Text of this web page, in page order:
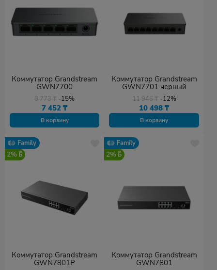
Коммутатор Grandstream
GWN7700
8 773₸ -15%
7 452₸
В корзину
Коммутатор Grandstream
GWN7701 черный
11 946₸ -12%
10 498₸
В корзину
Family
2%
Коммутатор Grandstream
GWN7801P
Family
2%
Коммутатор Grandstream
GWN7801